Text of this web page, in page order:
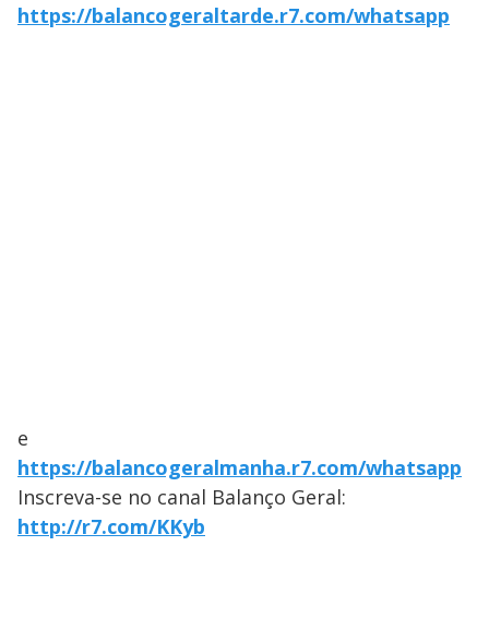
https://balancogeraltarde.r7.com/whatsapp
e
https://balancogeralmanha.r7.com/whatsapp
Inscreva-se no canal Balanço Geral:
http://r7.com/KKyb